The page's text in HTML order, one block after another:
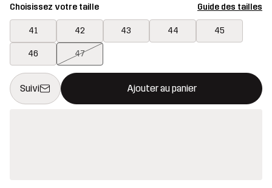
Choisissez votre taille Guide des tailles
41 42 43 44 45
46 47
Suivi Ajouter au panier
Ce bouton ouvrira une fenêtre modale confirmant un nouvel
{{taille}} non disponible